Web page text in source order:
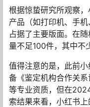
根据惊蛰研究所观察
产品（如打印机、手机
占据了主要版面。在
量不足100件，其中不
值得注意的是，此前
备《鉴定机构合作关系
等专业资质，但在
索结果来看，小红书